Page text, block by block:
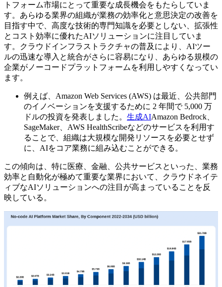
トフォーム市場にとって重要な成長機会をもたらしていま
す。あらゆる業界の組織が業務の効率化と意思決定の改善を
目指す中で、高度な技術的専門知識を必要としない、拡張性
とコスト効率に優れたAIソリューションに注目していま
す。クラウドインフラストラクチャの普及により、AIツー
ルの迅速な導入と統合がさらに容易になり、あらゆる規模の
企業がノーコードプラットフォームを利用しやすくなってい
ます。
例えば、Amazon Web Services (AWS) は最近、公共部門
のイノベーションを支援するために 2 年間で 5,000 万
ドルの投資を発表しました。 生成AIAmazon Bedrock、
SageMaker、AWS HealthScribeなどのサービスを利用す
ることで、組織は大規模な開発リソースを必要とせず
に、AIをコア業務に組み込むことができる。
この傾向は、特に医療、金融、公共サービスといった、業務
効率と自動化が極めて重要な業界において、クラウドネイテ
ィブなAIソリューションへの注目が高まっていることを反
映している。